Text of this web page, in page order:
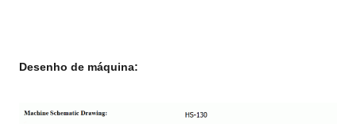
Desenho de máquina: